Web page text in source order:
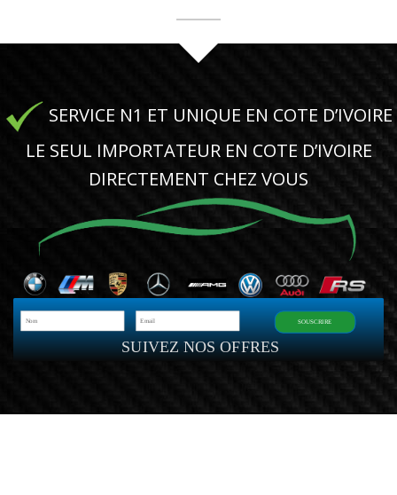
SERVICE N1 ET UNIQUE EN COTE D’IVOIRE
LE SEUL IMPORTATEUR EN COTE D’IVOIRE
DIRECTEMENT CHEZ VOUS
SUIVEZ NOS OFFRES
SOUSCRIRE